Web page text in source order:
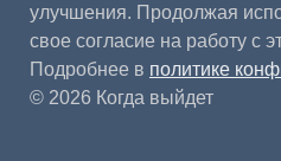
улучшения. Продолжая
свое согласие на работу с
Подробнее в политике
© 2026 Когда выйдет